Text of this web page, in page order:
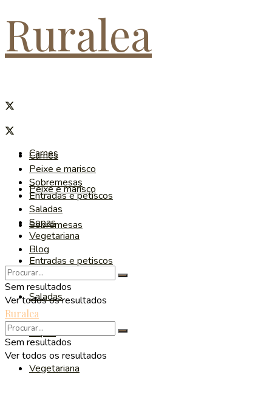
Ruralea
Carnes
Peixe e marisco
Sobremesas
Entradas e petiscos
Saladas
Sopas
Vegetariana
Carnes
Peixe e marisco
Sobremesas
Entradas e petiscos
Saladas
Sopas
Vegetariana
Blog
Sem resultados
Ver todos os resultados
Ruralea
Sem resultados
Ver todos os resultados